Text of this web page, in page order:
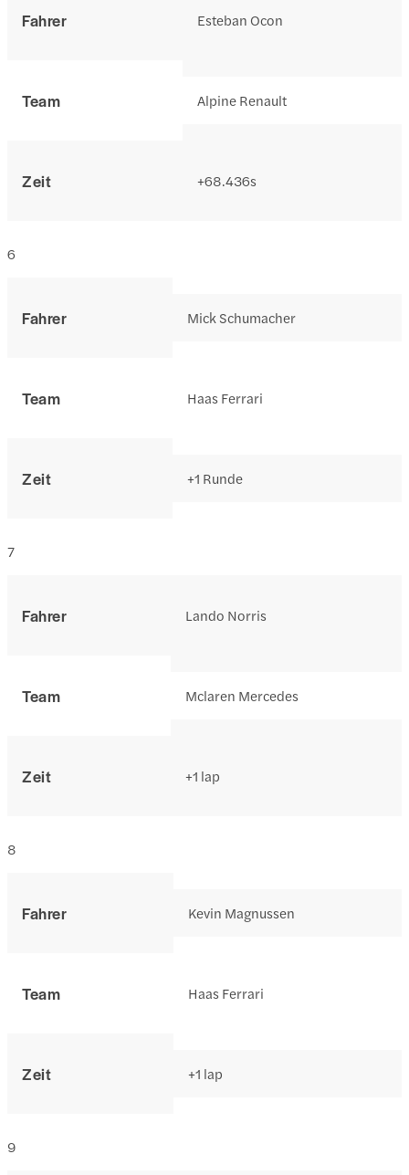
Fahrer
Team
Zeit
Esteban Ocon
Alpine Renault
+68.436s
Fahrer
Team
Zeit
6
Mick Schumacher
Haas Ferrari
+1 Runde
Fahrer
Team
Zeit
7
Lando Norris
Mclaren Mercedes
+1 lap
Fahrer
Team
Zeit
8
Kevin Magnussen
Haas Ferrari
+1 lap
9